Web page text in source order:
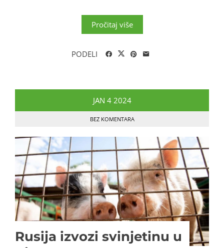
Pročitaj više
PODELI
JAN 4 2024
BEZ KOMENTARA
Rusija izvozi svinjetinu u